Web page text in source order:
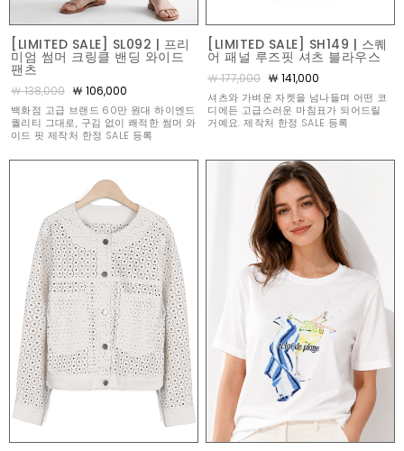
[LIMITED SALE] SL092 | 프리
미엄 썸머 크링클 밴딩 와이드
팬츠
￦ 138,000 ￦ 106,000
백화점 고급 브랜드 60만 원대 하이엔드
퀄리티 그대로, 구김 없이 쾌적한 썸머 와
이드 핏 제작처 한정 SALE 등록
[LIMITED SALE] SH149 | 스퀘
어 패널 루즈핏 셔츠 블라우스
￦ 177,000 ￦ 141,000
셔츠와 가벼운 자켓을 넘나들며 어떤 코
디에든 고급스러운 마침표가 되어드릴
거예요. 제작처 한정 SALE 등록